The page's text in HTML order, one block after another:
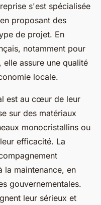
s'est spécialisée
proposant des
de projet. En
notamment pour
assure une qualité
locale.
est au cœur de leur
sur des matériaux
monocristallins ou
efficacité. La
la maintenance, en
gouvernementales.
leur sérieux et